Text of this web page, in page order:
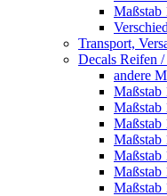
Maßstab
Transport,
Decals Reifen
andere
Maßstab
Maßstab
Maßstab
Maßstab
Maßstab
Maßstab
Maßstab